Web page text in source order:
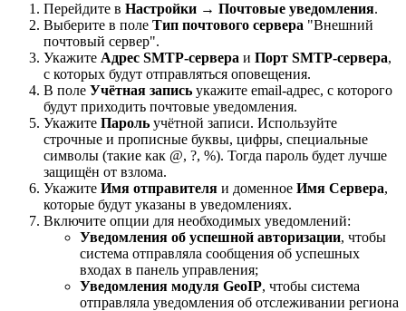
Перейдите в Настройки → Почтовые уведомления.
Выберите в поле Тип почтового сервера "Внешний
почтовый сервер".
Укажите Адрес SMTP-сервера и Порт SMTP-сервера,
с которых будут отправляться оповещения.
В поле Учётная запись укажите email-адрес, с которого
будут приходить почтовые уведомления.
Укажите Пароль учётной записи. Используйте
строчные и прописные буквы, цифры, специальные
символы (такие как @, ?, %). Тогда пароль будет лучше
защищён от взлома.
Укажите Имя отправителя и доменное Имя Сервера,
которые будут указаны в уведомлениях.
Включите опции для необходимых уведомлений:
Уведомления об успешной авторизации, чтобы
система отправляла сообщения об успешных
входах в панель управления;
Уведомления модуля GeoIP, чтобы система
отправляла уведомления об отслеживании региона